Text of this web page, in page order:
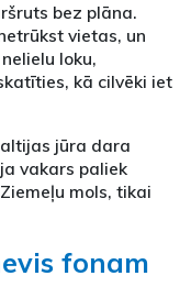
bez plāna.
vietas, un
loku,
kā cilvēki iet
jūra dara
vakars paliek
mols, tikai
fonam